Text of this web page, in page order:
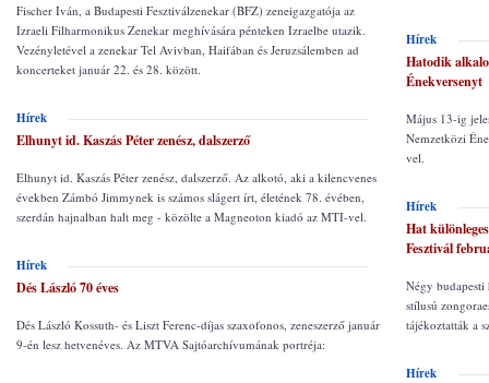
Fischer Iván, a Budapesti Fesztiválzenekar (BFZ) zeneigazgatója az
Izraeli Filharmonikus Zenekar meghívására pénteken Izraelbe utazik.
Vezényletével a zenekar Tel Avivban, Haifában és Jeruzsálemben ad
koncerteket január 22. és 28. között.
Hírek
Elhunyt id. Kaszás Péter zenész, dalszerző
Elhunyt id. Kaszás Péter zenész, dalszerző. Az alkotó, aki a kilencvenes
években Zámbó Jimmynek is számos slágert írt, életének 78. évében,
szerdán hajnalban halt meg - közölte a Magneoton kiadó az MTI-vel.
Hírek
Dés László 70 éves
Dés László Kossuth- és Liszt Ferenc-díjas szaxofonos, zeneszerző január
9-én lesz hetvenéves. Az MTVA Sajtóarchívumának portréja:
Hírek
Hatodik
Énekversenyt
Május 13-ig
Nemzetközi
vel.
Hírek
Hat
Fesztivál
Négy budapesti
stílusú
tájékoztatták a
Hírek